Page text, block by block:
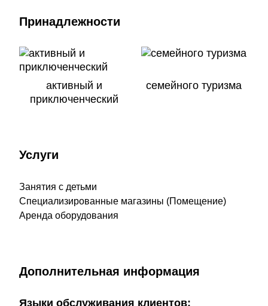
Принадлежности
активный и
приключенческий
семейного туризма
Услуги
Занятия с детьми
Специализированные магазины (Помещение)
Аренда оборудования
Дополнительная информация
Языки обслуживания клиентов: